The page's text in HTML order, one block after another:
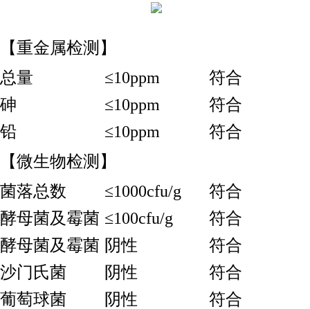
【重金属检测】
总量
≤10ppm
符合
砷
≤10ppm
符合
铅
≤10ppm
符合
【微生物检测】
菌落总数
≤1000cfu/g
符合
酵母菌及霉菌 ≤100cfu/g
符合
酵母菌及霉菌 阴性
符合
沙门氏菌
阴性
符合
葡萄球菌
阴性 符合